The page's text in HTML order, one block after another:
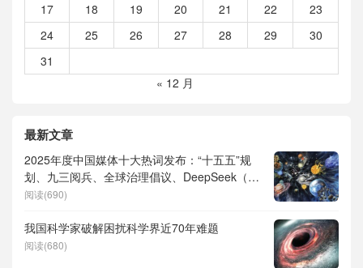
17
18 19 20 21 22
23
24
25 26 27 28 29
30
31
« 12 月
最新文章
2025年度中国媒体十大热词发布：“十五五”规
划、九三阅兵、全球治理倡议、DeepSeek（深
度求索）、人形机器人、苏超、票根经济、育
阅读(690)
我国科学家破解困扰科学界近70年难题
阅读(680)